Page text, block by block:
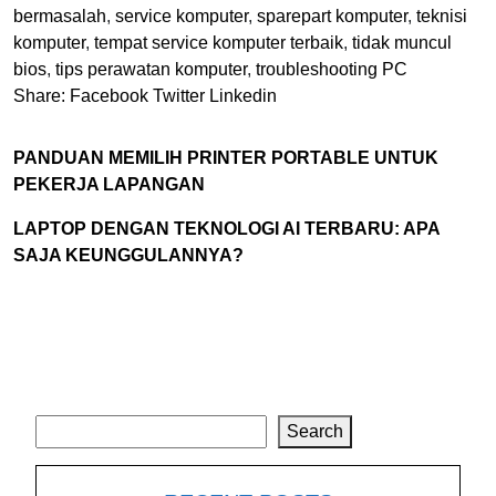
bermasalah, service komputer, sparepart komputer, teknisi
komputer, tempat service komputer terbaik, tidak muncul
bios, tips perawatan komputer, troubleshooting PC
Share: Facebook Twitter Linkedin
PANDUAN MEMILIH PRINTER PORTABLE UNTUK
PEKERJA LAPANGAN
LAPTOP DENGAN TEKNOLOGI AI TERBARU: APA
SAJA KEUNGGULANNYA?
Search